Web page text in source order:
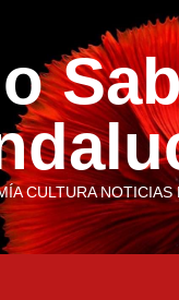
CULTURA NOTICIAS